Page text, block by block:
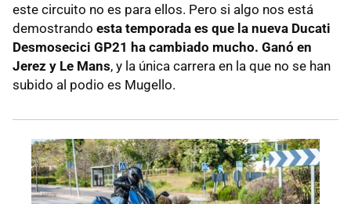
este circuito no es para ellos. Pero si algo nos está
demostrando esta temporada es que la nueva Ducati
Desmosecici GP21 ha cambiado mucho. Ganó en
Jerez y Le Mans, y la única carrera en la que no se han
subido al podio es Mugello.